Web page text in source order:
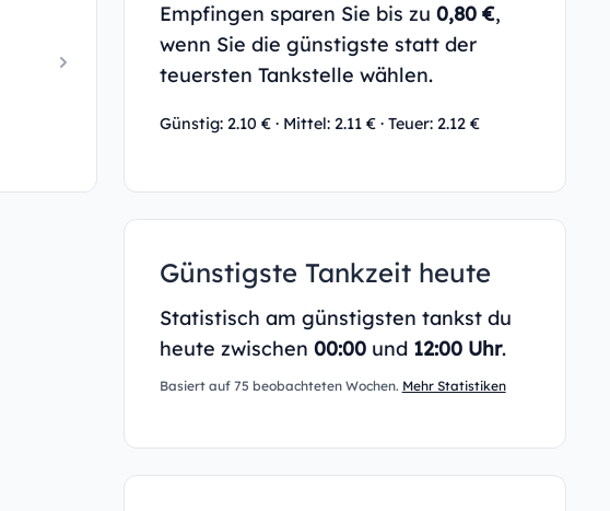
Empfingen sparen Sie bis zu 0,80 €,
wenn Sie die günstigste statt der
teuersten Tankstelle wählen.
Günstig: 2.10 € · Mittel: 2.11 € · Teuer: 2.12 €
Günstigste Tankzeit heute
Statistisch am günstigsten tankst du
heute zwischen 00:00und 12:00 Uhr.
Basiert auf 75 beobachteten Wochen. Mehr Statistiken